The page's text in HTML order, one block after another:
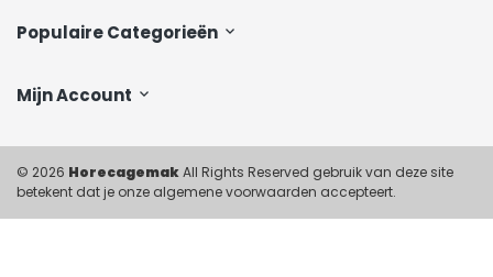
Populaire Categorieën
Mijn Account
© 2026 HorecagemakAll Rights Reserved gebruik van deze site
betekent dat je onze algemene voorwaarden accepteert.